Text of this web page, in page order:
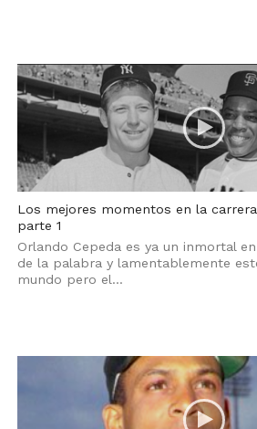
Los mejores momentos en la
parte 1
Orlando Cepeda es ya un inmortal
de la palabra y lamentablemente
mundo pero el...